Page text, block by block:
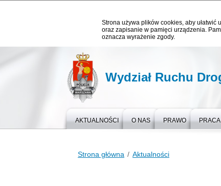
Strona używa plików cookies, aby ułatwić
oraz zapisanie w pamięci urządzenia.
oznacza wyrażenie zgody.
Wydział Ruchu
AKTUALNOŚCI O NAS PRAWO PRACA
Strona główna Aktualności